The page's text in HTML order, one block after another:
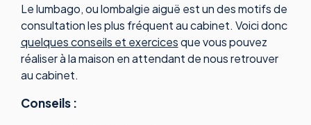
Le lumbago, ou lombalgie aiguë est un des motifs de
consultation les plus fréquent au cabinet. Voici donc
quelques conseils et exercicesque vous pouvez
réaliser à la maison en attendant de nous retrouver
au cabinet.
Conseils: